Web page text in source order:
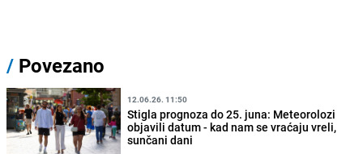
/ Povezano
12.06.26. 11:50
Stigla prognoza do 25. juna: Meteorolozi
objavili datum - kad nam se vraćaju vreli,
sunčani dani